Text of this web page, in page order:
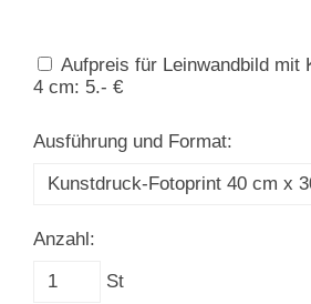
Aufpreis für Leinwandbild mit Keilrahmenstärke
4 cm: 5.- €
Ausführung und Format:
Anzahl:
St